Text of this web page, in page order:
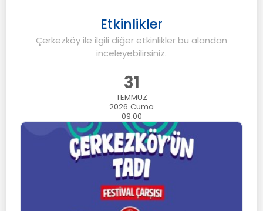
Etkinlikler
Çerkezköy ile ilgili diğer etkinlikler bu alandan
inceleyebilirsiniz.
31
TEMMUZ
2026 Cuma
09:00